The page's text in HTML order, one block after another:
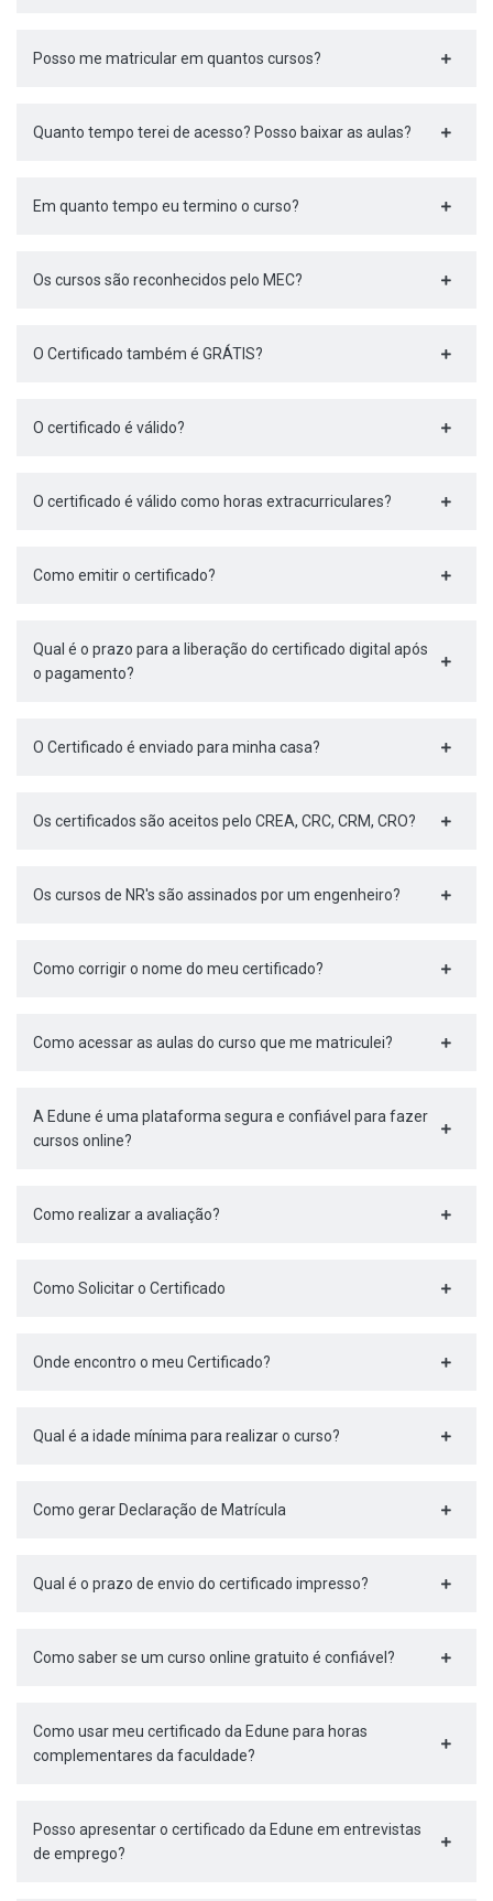
Posso me matricular em quantos cursos?
Quanto tempo terei de acesso? Posso baixar as aulas?
Em quanto tempo eu termino o curso?
Os cursos são reconhecidos pelo MEC?
O Certificado também é GRÁTIS?
O certificado é válido?
O certificado é válido como horas extracurriculares?
Como emitir o certificado?
Qual é o prazo para a liberação do certificado digital após
o pagamento?
O Certificado é enviado para minha casa?
Os certificados são aceitos pelo CREA, CRC, CRM, CRO?
Os cursos de NR's são assinados por um engenheiro?
Como corrigir o nome do meu certificado?
Como acessar as aulas do curso que me matriculei?
A Edune é uma plataforma segura e confiável para fazer
cursos online?
Como realizar a avaliação?
Como Solicitar o Certificado
Onde encontro o meu Certificado?
Qual é a idade mínima para realizar o curso?
Como gerar Declaração de Matrícula
Qual é o prazo de envio do certificado impresso?
Como saber se um curso online gratuito é confiável?
Como usar meu certificado da Edune para horas
complementares da faculdade?
Posso apresentar o certificado da Edune em entrevistas
de emprego?